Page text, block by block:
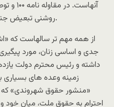
روشنی تبعیض جنسیتی را ممنوع اعلام کرده است.
از همه مهم تر سالهاست که
جدی و اساسی زنان، مورد
داشته و رئیس محترم دولت
زمینه وعده های بسیاری
«منشور حقوق شهروندی» که
احترام به حقوق ملت، میان خود